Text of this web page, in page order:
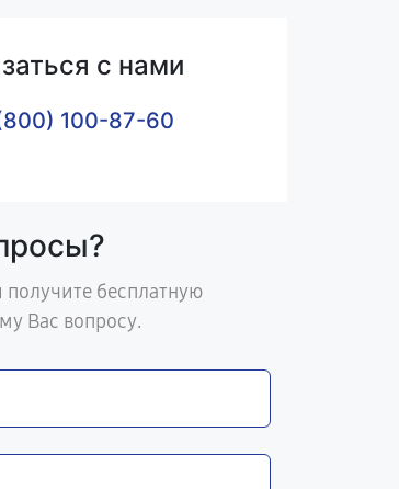
с нами
100-87-60
бесплатную
Вас вопросу.